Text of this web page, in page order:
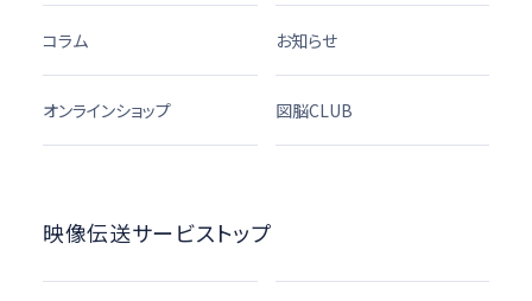
コラム お知らせ
オンラインショップ 図脳CLUB
映像伝送サービストップ